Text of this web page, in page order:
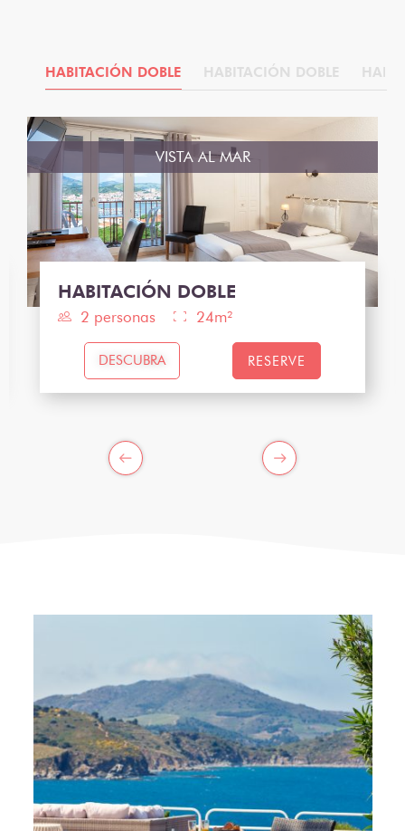
HABITACIÓN DOBLE HABITACIÓN DOBLE
ANTERIORMENTE
VISTA AL MAR
HABITACIÓN DOBLE
2 personas 24m²
DESCUBRA RESERVE
SIGUIENTE